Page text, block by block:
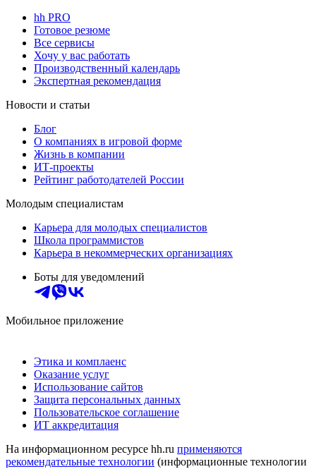
hh PRO
Готовое резюме
Все сервисы
Хочу у вас работать
Производственный календарь
Экспертная рекомендация
Новости и статьи
Блог
О компаниях в игровой форме
Жизнь в компании
ИТ-проекты
Рейтинг работодателей России
Молодым специалистам
Карьера для молодых специалистов
Школа программистов
Карьера в некоммерческих организациях
Боты для уведомлений
Мобильное приложение
Этика и комплаенс
Оказание услуг
Использование сайтов
Защита персональных данных
Пользовательское соглашение
ИТ аккредитация
На информационном ресурсе hh.ru применяются
рекомендательные технологии (информационные технологии